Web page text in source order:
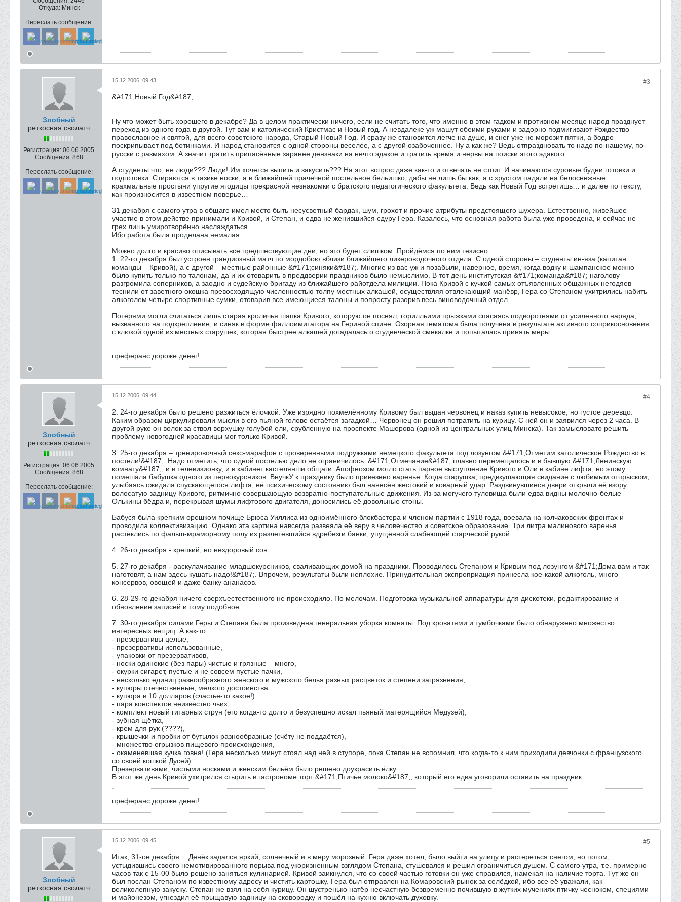
Откуда: Минск
Переслать сообщение:
Злобный
реткосная сволатч
Регистрация: 06.06.2005
Сообщения: 868
Переслать сообщение:
#3
15.12.2006, 09:43
&#171;Новый Год&#187;
Ну что может быть хорошего в декабре? Да в целом практически ничего, если не считать того, что именно в этом гадком и противном месяце народ празднует
переход из одного года в другой. Тут вам и католический Кристмас и Новый год. А невдалеке уж машут обеими руками и задорно подмигивают Рождество
православное и святой, для всего советского народа, Старый Новый Год. И сразу же становится легче на душе, и снег уже не морозит пятки, а бодро
поскрипывает под ботинками. И народ становится с одной стороны веселее, а с другой озабоченнее. Ну а как же? Ведь отпраздновать то надо по-нашему, по-
русски с размахом. А значит тратить припасённые заранее дензнаки на нечто эдакое и тратить время и нервы на поиски этого эдакого.
А студенты что, не люди??? Люди! Им хочется выпить и закусить??? На этот вопрос даже как-то и отвечать не стоит. И начинаются суровые будни готовки и
подготовки. Стираются в тазике носки, а в ближайшей прачечной постельное бельишко, дабы не лишь бы как, а с хрустом падали на белоснежные
крахмальные простыни упругие ягодицы прекрасной незнакомки с братского педагогического факультета. Ведь как Новый Год встретишь… и далее по тексту,
как произносится в известном поверье…
31 декабря с самого утра в общаге имел место быть несусветный бардак, шум, грохот и прочие атрибуты предстоящего шухера. Естественно, живейшее
участие в этом действе принимали и Кривой, и Степан, и едва не женившийся сдуру Гера. Казалось, что основная работа была уже проведена, и сейчас не
грех лишь умиротворённо наслаждаться.
Ибо работа была проделана немалая…
Можно долго и красиво описывать все предшествующие дни, но это будет слишком. Пройдёмся по ним тезисно:
1. 22-го декабря был устроен грандиозный матч по мордобою вблизи ближайшего ликероводочного отдела. С одной стороны – студенты ин-яза (капитан
команды – Кривой), а с другой – местные районные &#171;синяки&#187;. Многие из вас уж и позабыли, наверное, время, когда водку и шампанское можно
было купить только по талонам, да и их отоварить в преддверии праздников было немыслимо. В тот день институтская &#171;команда&#187; наголову
разгромила соперников, а заодно и судейскую бригаду из ближайшего райотдела милиции. Пока Кривой с кучкой самых отъявленных общажных негодяев
теснили от заветного окошка превосходящую численностью толпу местных алкашей, осуществляя отвлекающий манёвр, Гера со Степаном ухитрились набить
алкоголем четыре спортивные сумки, отоварив все имеющиеся талоны и попросту разорив весь виноводочный отдел.
Потерями могли считаться лишь старая кроличья шапка Кривого, которую он посеял, горилльими прыжками спасаясь подворотнями от усиленного наряда,
вызванного на подкрепление, и синяк в форме фаллоимитатора на Гериной спине. Озорная гематома была получена в результате активного соприкосновения
с клюкой одной из местных старушек, которая быстрее алкашей догадалась о студенческой смекалке и попыталась принять меры.
преферанс дороже денег!
Злобный
реткосная сволатч
Регистрация: 06.06.2005
Сообщения: 868
Переслать сообщение:
#4
15.12.2006, 09:44
2. 24-го декабря было решено разжиться ёлочкой. Уже изрядно похмелённому Кривому был выдан червонец и наказ купить невысокое, но густое деревцо.
Каким образом циркулировали мысли в его пьяной голове остаётся загадкой… Червонец он решил потратить на курицу. С ней он и заявился через 2 часа. В
другой руке он волок за ствол верхушку голубой ели, срубленную на проспекте Машерова (одной из центральных улиц Минска). Так замысловато решить
проблему новогодней красавицы мог только Кривой.
3. 25-го декабря – тренировочный секс-марафон с проверенными подружками немецкого факультета под лозунгом &#171;Отметим католическое Рождество в
постели!&#187;. Надо отметить, что одной постелью дело не ограничилось. &#171;Отмечание&#187; плавно перемещалось и в бывшую &#171;Ленинскую
комнату&#187;, и в телевизионку, и в кабинет кастелянши общаги. Апофеозом могло стать парное выступление Кривого и Оли в кабине лифта, но этому
помешала бабушка одного из первокурсников. ВнучкУ к празднику было привезено варенье. Когда старушка, предвкушающая свидание с любимым отпрыском,
улыбаясь ожидала спускающегося лифта, её психическому состоянию был нанесён жестокий и коварный удар. Раздвинувшиеся двери открыли её взору
волосатую задницу Кривого, ритмично совершающую возвратно-поступательные движения. Из-за могучего туловища были едва видны молочно-белые
Олькины бёдра и, перекрывая шумы лифтового двигателя, доносились её довольные стоны.
Бабуся была крепким орешком почище Брюса Уиллиса из одноимённого блокбастера и членом партии с 1918 года, воевала на колчаковских фронтах и
проводила коллективизацию. Однако эта картина навсегда развеяла её веру в человечество и советское образование. Три литра малинового варенья
растеклись по фальш-мраморному полу из разлетевшийся вдребезги банки, упущенной слабеющей старческой рукой…
4. 26-го декабря - крепкий, но нездоровый сон…
5. 27-го декабря - раскулачивание младшекурсников, сваливающих домой на праздники. Проводилось Степаном и Кривым под лозунгом &#171;Дома вам и так
наготовят, а нам здесь кушать надо!&#187;. Впрочем, результаты были неплохие. Принудительная экспроприация принесла кое-какой алкоголь, много
консервов, овощей и даже банку ананасов.
6. 28-29-го декабря ничего сверхъестественного не происходило. По мелочам. Подготовка музыкальной аппаратуры для дискотеки, редактирование и
обновление записей и тому подобное.
7. 30-го декабря силами Геры и Степана была произведена генеральная уборка комнаты. Под кроватями и тумбочками было обнаружено множество
интересных вещиц. А как-то:
- презервативы целые,
- презервативы использованные,
- упаковки от презервативов,
- носки одинокие (без пары) чистые и грязные – много,
- окурки сигарет, пустые и не совсем пустые пачки,
- несколько единиц разнообразного женского и мужского белья разных расцветок и степени загрязнения,
- купюры отечественные, мелкого достоинства.
- купюра в 10 долларов (счастье-то какое!)
- пара конспектов неизвестно чьих,
- комплект новый гитарных струн (его когда-то долго и безуспешно искал пьяный матерящийся Медузей),
- зубная щётка,
- крем для рук (????),
- крышечки и пробки от бутылок разнообразные (счёту не поддаётся),
- множество огрызков пищевого происхождения,
- окаменевшая кучка говна! (Гера несколько минут стоял над ней в ступоре, пока Степан не вспомнил, что когда-то к ним приходили девчонки с французского
со своей кошкой Дусей)
Презервативами, чистыми носками и женским бельём было решено доукрасить ёлку.
В этот же день Кривой ухитрился стырить в гастрономе торт &#171;Птичье молоко&#187;, который его едва уговорили оставить на праздник.
преферанс дороже денег!
Злобный
реткосная сволатч
#5
15.12.2006, 09:45
Итак, 31-ое декабря… Денёк задался яркий, солнечный и в меру морозный. Гера даже хотел, было выйти на улицу и растереться снегом, но потом,
устыдившись своего немотивированного порыва под укоризненным взглядом Степана, стушевался и решил ограничиться душем. С самого утра, т.е. примерно
часов так с 15-00 было решено заняться кулинарией. Кривой заикнулся, что со своей частью готовки он уже справился, намекая на наличие торта. Тут же он
был послан Степаном по известному адресу и чистить картошку. Гера был отправлен на Комаровский рынок за селёдкой, ибо все её уважали, как
великолепную закуску. Степан же взял на себя курицу. Он шустренько натёр несчастную безвременно почившую в жутких мучениях птичку чесноком, специями
и майонезом, угнездил её прыщавую задницу на сковородку и пошёл на кухню включать духовку.